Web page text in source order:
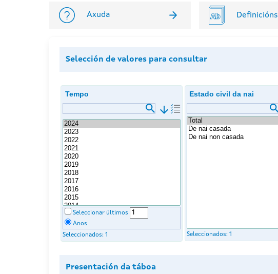
Axuda Definicións
Selección de valores para consultar
Tempo
arrow_downward
Seleccionar últimos
Anos
Seleccionados: 1
Estado civil da nai
Seleccionados: 1
Presentación da táboa